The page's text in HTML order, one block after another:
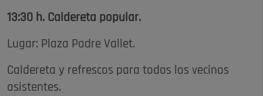
13:30 h. Caldereta popular.
Lugar: Plaza Padre Vallet.
Caldereta y refrescos para todos los vecinos
asistentes.